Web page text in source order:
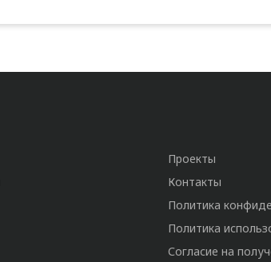
Проекты
Контакты
Политика
Политика
Согласие на